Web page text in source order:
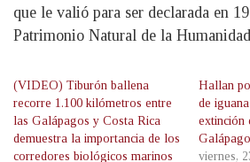
que le valió para ser declarada en
Patrimonio Natural de la
(VIDEO) Tiburón ballena
recorre 1.100 kilómetros entre
las Galápagos y Costa Rica
demuestra la importancia de los
corredores biológicos marinos
Hallan
de
extinción
viernes,